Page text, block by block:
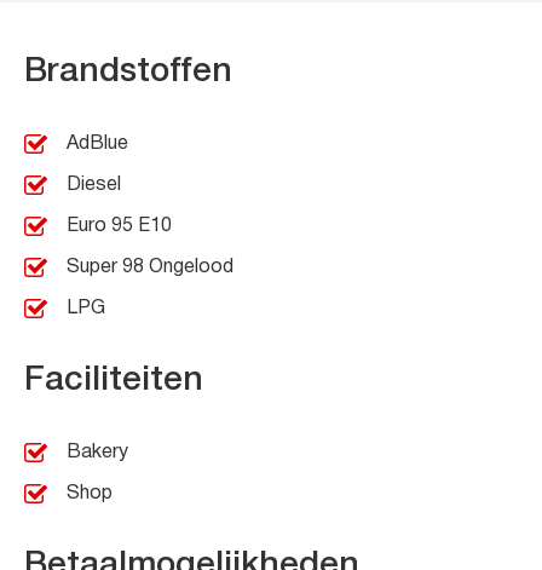
Brandstoffen
AdBlue
Diesel
Euro 95 E10
Super 98 Ongelood
LPG
Faciliteiten
Bakery
Shop